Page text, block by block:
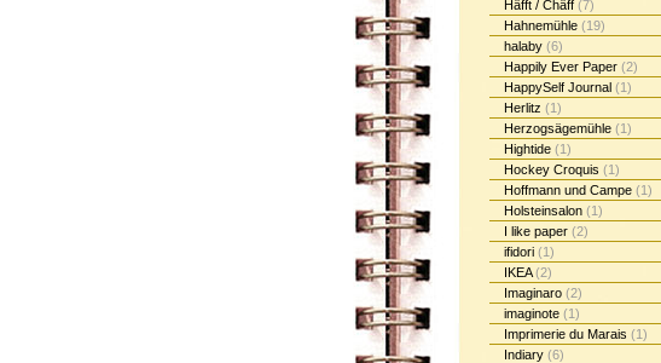
Häfft / Chäff (7)
Hahnemühle (19)
halaby (6)
Happily Ever Paper (2)
HappySelf Journal (1)
Herlitz (1)
Herzogsägemühle (1)
Hightide (1)
Hockey Croquis (1)
Hoffmann und Campe (1)
Holsteinsalon (1)
I like paper (2)
ifidori (1)
IKEA(2)
Imaginaro (2)
imaginote (1)
Imprimerie du Marais (1)
Indiary (6)